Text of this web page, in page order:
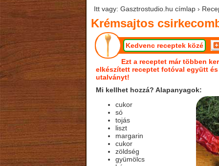
Itt vagy: Gasztrostudio.hu címlap ›
Krémsajtos
Kedvenc receptek közé
Ezt a receptet már többen
elkészített receptet fotóval együtt
utalványt!
Mi kellhet hozzá? Alapanyagok:
cukor
só
tojás
liszt
margarin
cukor
zöldség
gyümölcs